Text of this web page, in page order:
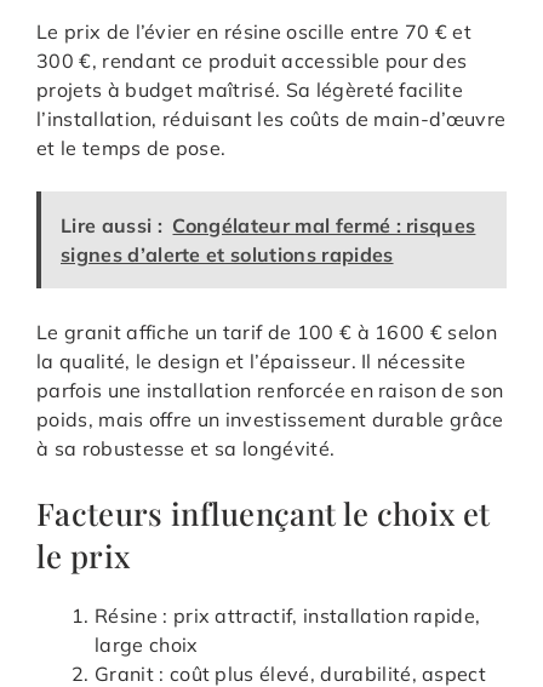
Le prix de l’évier en résine oscille entre 70 € et
300 €, rendant ce produit accessible pour des
projets à budget maîtrisé. Sa légèreté facilite
l’installation, réduisant les coûts de main-d’œuvre
et le temps de pose.
Lire aussi : Congélateur mal fermé : risques
signes d’alerte et solutions rapides
Le granit affiche un tarif de 100 € à 1600 € selon
la qualité, le design et l’épaisseur. Il nécessite
parfois une installation renforcée en raison de son
poids, mais offre un investissement durable grâce
à sa robustesse et sa longévité.
Facteurs influençant le choix et
le prix
Résine : prix attractif, installation rapide,
large choix
Granit : coût plus élevé, durabilité, aspect